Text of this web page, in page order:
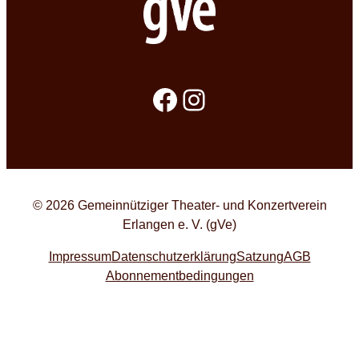
Facebook
Instagram
© 2026 Gemeinnütziger Theater- und Konzertverein
Erlangen e. V. (gVe)
ImpressumDatenschutzerklärungSatzungAGB
Abonnementbedingungen